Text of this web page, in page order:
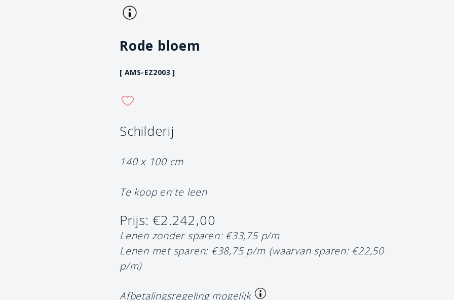
Rode bloem
[ AMS-EZ2003 ]
Schilderij
140 x 100 cm
Te koop en te leen
Prijs: €2.242,00
Lenen zonder sparen: €33,75 p/m
Lenen met sparen: €38,75 p/m (waarvan sparen: €22,50
p/m)
Afbetalingsregeling mogelijk